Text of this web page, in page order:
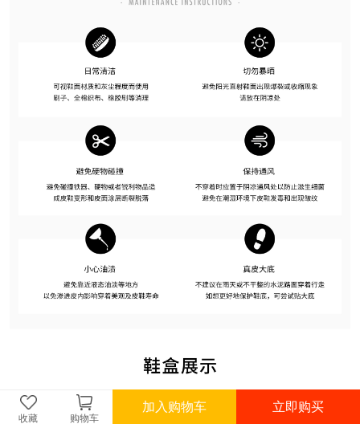
收藏 购物车
加入购物车 立即购买